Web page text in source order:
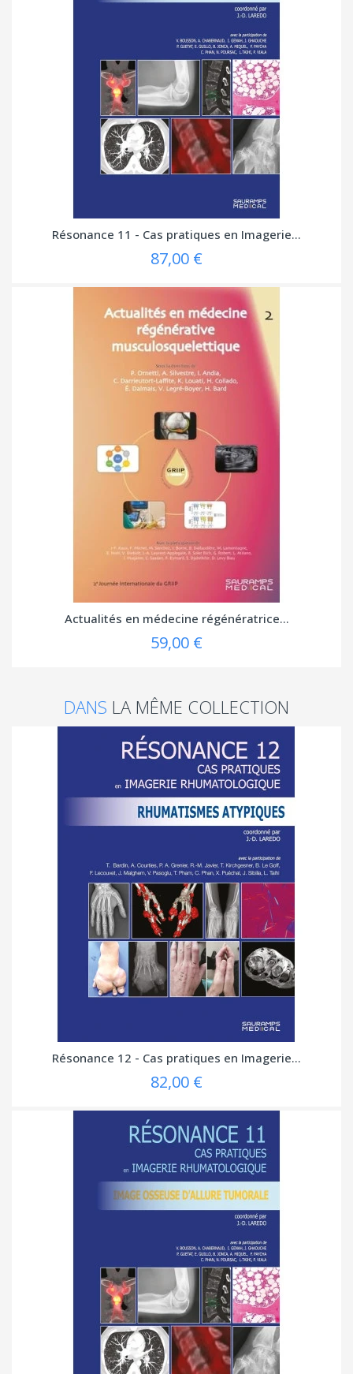
Résonance 11 - Cas pratiques en Imagerie...
87,00 €
Actualités en médecine régénératrice...
59,00 €
DANS LA MÊME COLLECTION
Résonance 12 - Cas pratiques en Imagerie...
82,00 €